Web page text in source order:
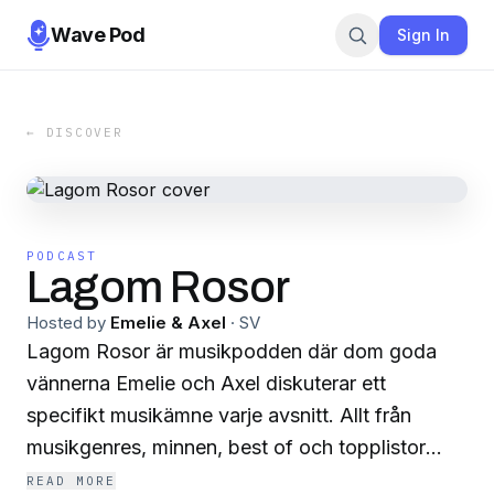
Wave Pod Sign In
← DISCOVER
PODCAST
Lagom Rosor
Hosted by Emelie & Axel · SV
Lagom Rosor är musikpodden där dom goda
vännerna Emelie och Axel diskuterar ett
specifikt musikämne varje avsnitt. Allt från
musikgenres, minnen, best of och topplistor
diskuteras med en stor gnutta humor och skratt.
READ MORE